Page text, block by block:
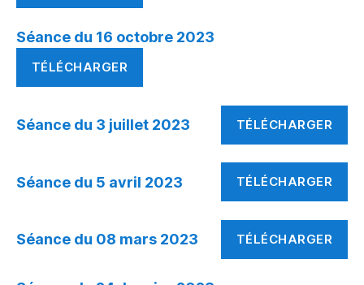
Séance du 16 octobre 2023
TÉLÉCHARGER
Séance du 3 juillet 2023 TÉLÉCHARGER
Séance du 5 avril 2023 TÉLÉCHARGER
Séance du 08 mars 2023 TÉLÉCHARGER